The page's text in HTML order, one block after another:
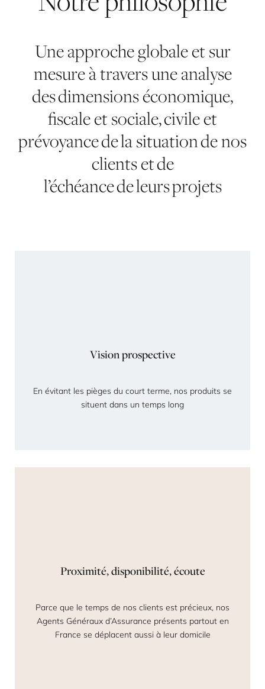
Une approche globale et sur
mesure à travers une analyse
des dimensions économique,
fiscale et sociale, civile et
prévoyance de la situation de nos
clients et de
l’échéance de leurs projets
Vision prospective
En évitant les pièges du court terme, nos produits se
situent dans un temps long
Proximité, disponibilité, écoute
Parce que le temps de nos clients est précieux, nos
Agents Généraux d’Assurance présents partout en
France se déplacent aussi à leur domicile